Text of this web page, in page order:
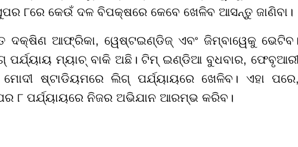
୮ରେ କେଉଁ ଦଳ ବିପକ୍ଷରେ କେବେ ଖେଳିବ ଆସନ୍ତୁ ଜାଣିବା।
ଦକ୍ଷିଣ ଆଫ୍ରିକା, ୱେଷ୍ଟଇଣ୍ଡିଜ୍ ଏବଂ ଜିମ୍ବାୱେକୁ ଭେଟିବ।
ମ୍ୟାଚ୍ ବାକି ଅଛି। ଟିମ୍ ଇଣ୍ଡିଆ ବୁଧବାର,
ଷ୍ଟାଡିୟମରେ ଲିଗ୍ ପର୍ଯ୍ୟାୟରେ ଖେଳିବ। ଏହା ପରେ,
୮ ପର୍ଯ୍ୟାୟରେ ନିଜର ଅଭିଯାନ ଆରମ୍ଭ କରିବ।